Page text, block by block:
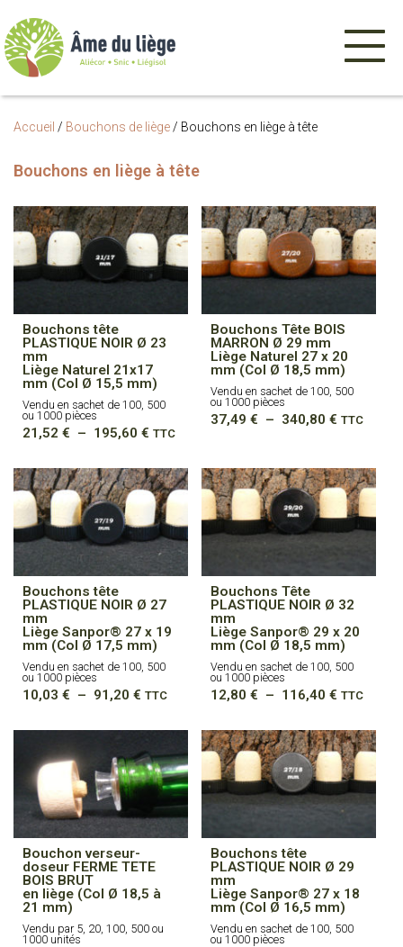
Menu
de
Accueil / Bouchons de liège / Bouchons en liège à tête
Bouchons en liège à tête
Bouchons tête
PLASTIQUE NOIR Ø 23
mm
Liège Naturel 21x17
mm (Col Ø 15,5 mm)
Vendu en sachet de 100, 500
ou 1000 pièces
21,52 € – 195,60 € Plage
21,52 €
à
195,60 €
TTC
Bouchons Tête BOIS
MARRON Ø 29 mm
Liège Naturel 27 x 20
mm (Col Ø 18,5 mm)
Vendu en sachet de 100, 500
ou 1000 pièces
37,49 € – 340,80 € Plage
à
340,80 €
TTC
Bouchons tête
PLASTIQUE NOIR Ø 27
mm
Liège Sanpor® 27 x 19
mm (Col Ø 17,5 mm)
Vendu en sachet de 100, 500
ou 1000 pièces
10,03 € – 91,20 € Plage
à
91,20 €
TTC
Bouchons Tête
PLASTIQUE NOIR Ø 32
mm
Liège Sanpor® 29 x 20
mm (Col Ø 18,5 mm)
Vendu en sachet de 100, 500
ou 1000 pièces
12,80 € – 116,40 € Plage
12,80 €
à
116,40 €
TTC
Bouchon verseur-
doseur FERME TETE
BOIS BRUT
en liège (Col Ø 18,5 à
21 mm)
Vendu par 5, 20, 100, 500 ou
1000 unités
Bouchons tête
PLASTIQUE NOIR Ø 29
mm
Liège Sanpor® 27 x 18
mm (Col Ø 16,5 mm)
Vendu en sachet de 100, 500
ou 1000 pièces